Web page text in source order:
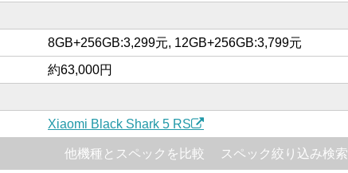
8GB+256GB:3,299元, 12GB+256GB:3,799元
約63,000円
Xiaomi Black Shark 5 RS
スペック絞り込み検索
他機種とスペックを比較